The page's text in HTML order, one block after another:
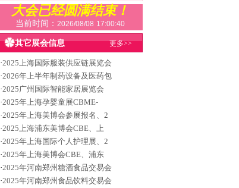
大会已经圆满结束！
当前时间： 2026/08/08 17:00:40
其它展会信息 更多>>
·2025上海国际服装供应链展览会
·2026年上半年制药设备及医药包
·2025广州国际智能家居展览会
·2025年上海孕婴童展CBME-
·2025年上海美博会参展报名、2
·2025上海浦东美博会CBE、上
·2025年上海国际个人护理展、2
·2025年上海美博会CBE、浦东
·2025年河南郑州糖酒食品交易会
·2025年河南郑州食品饮料交易会